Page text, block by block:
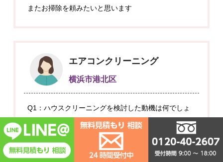
またお掃除を頼みたいと思います
エアコンクリーニング
横浜市港北区
Q1：ハウスクリーニングを検討した動機は何でしょ
エアコンクリーニングから2年以上経ち、カビが発生
しているのに気づいたため